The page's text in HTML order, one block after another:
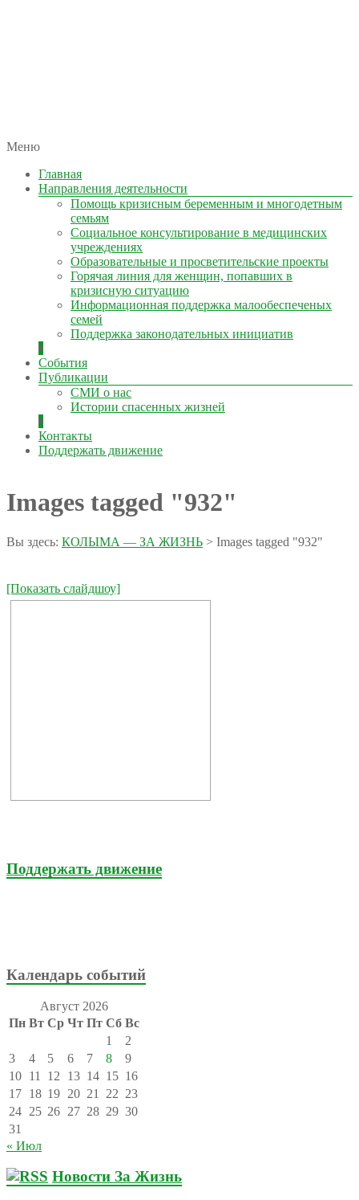
КОЛЫМА — ЗА ЖИЗНЬ
автономная некоммерческая организация
Меню
Главная
Направления деятельности
Помощь кризисным беременным и многодетным
семьям
Социальное консультирование в медицинских
учреждениях
Образовательные и просветительские проекты
Горячая линия для женщин, попавших в
кризисную ситуацию
Информационная поддержка малообеспеченых
семей
Поддержка законодательных инициатив
События
Публикации
СМИ о нас
Истории спасенных жизней
Контакты
Поддержать движение
Images tagged "932"
Вы здесь: КОЛЫМА — ЗА ЖИЗНЬ > Images tagged "932"
[Показать слайдшоу]
Поддержать движение
Календарь событий
Август 2026
Пн Вт Ср Чт Пт Сб Вс
1
2
3
4 5 6 7 8
9
10 11 12 13 14 15 16
17 18 19 20 21 22 23
24 25 26 27 28 29 30
31
« Июл
Новости За Жизнь